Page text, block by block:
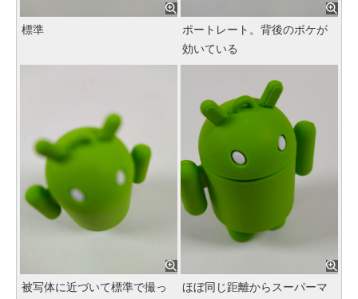
標準
ポートレート。背後のボケが
効いている
被写体に近づいて標準で撮っ
ほぼ同じ距離からスーパーマ